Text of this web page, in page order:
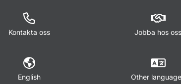
Kontakta oss Jobba hos oss
English Other